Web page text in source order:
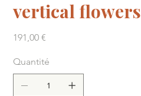
vertical flowers
191,00 €
Quantité